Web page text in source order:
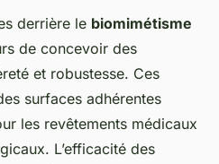
derrière le biomimétisme
de concevoir des
et robustesse. Ces
surfaces adhérentes
les revêtements médicaux
L’efficacité des